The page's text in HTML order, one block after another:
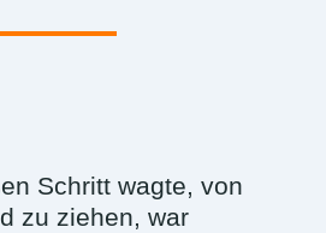
Schritt wagte, von
zu ziehen, war